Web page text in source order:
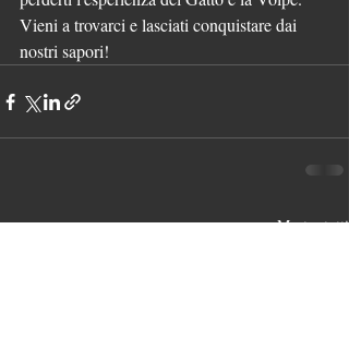
Vieni a trovarci e lasciati conquistare dai
nostri sapori!
Post recenti Mostra tutti